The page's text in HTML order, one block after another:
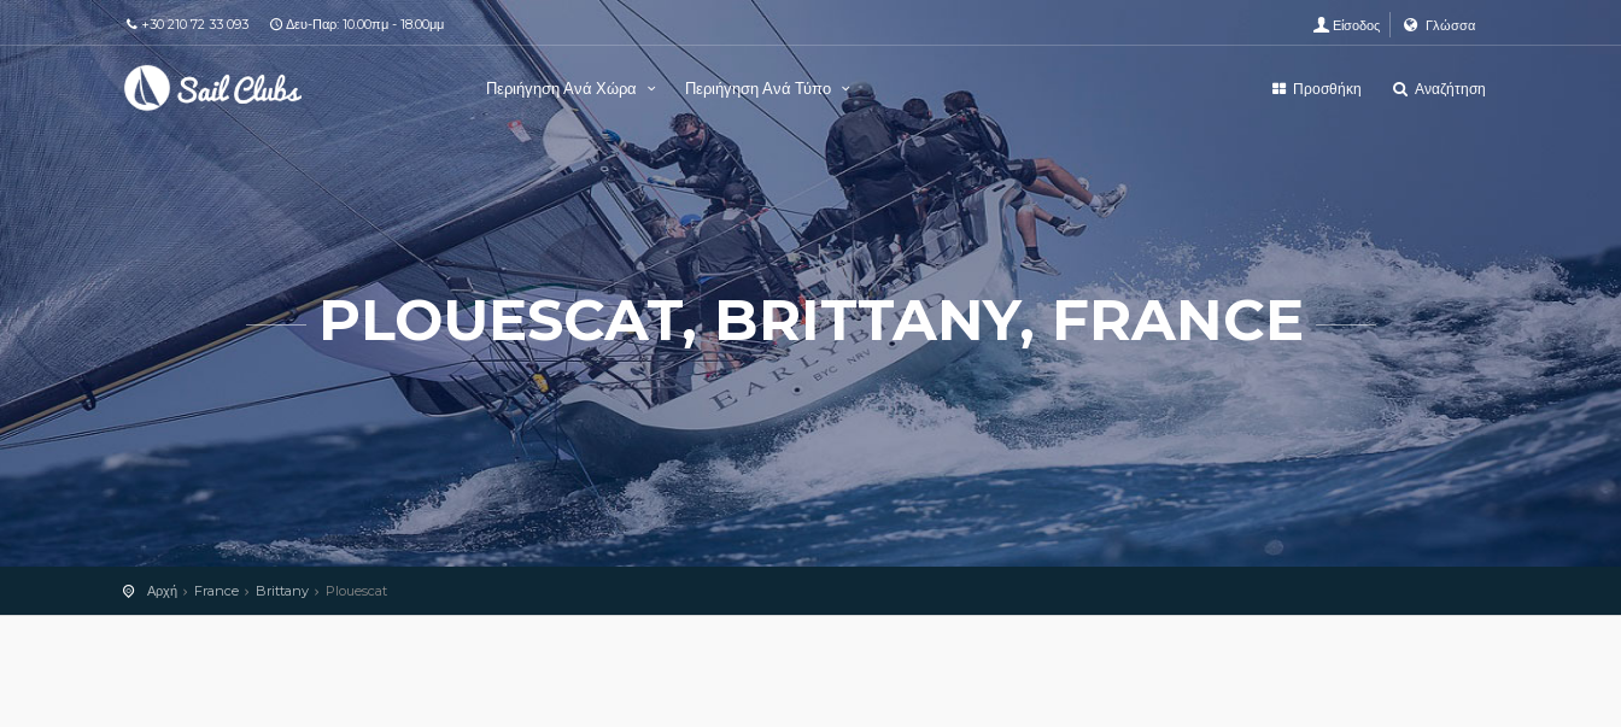
+30 210 72 33 093 Δευ-Παρ: 10.00πμ - 18.00μμ Είσοδος Γλώσσα
Περιήγηση Ανά Χώρα Περιήγηση Ανά Τύπο Προσθήκη Αναζήτηση
PLOUESCAT, BRITTANY, FRANCE
Αρχή France Brittany Plouescat